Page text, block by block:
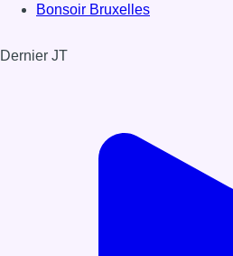
Bonsoir Bruxelles
Dernier JT